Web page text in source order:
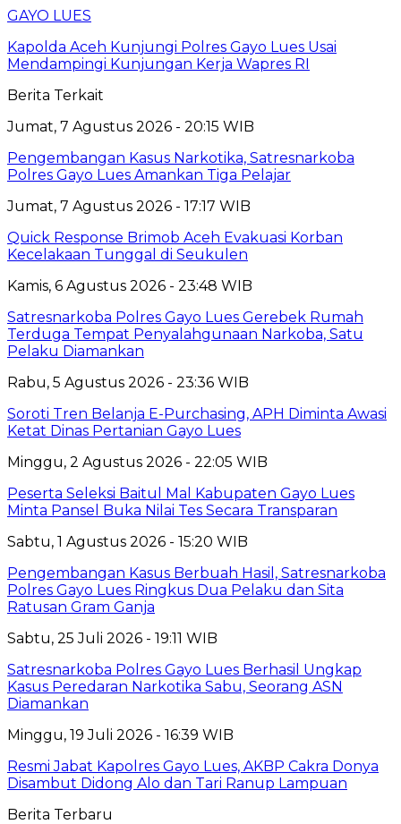
GAYO LUES
Kapolda Aceh Kunjungi Polres Gayo Lues Usai
Mendampingi Kunjungan Kerja Wapres RI
Berita Terkait
Jumat, 7 Agustus 2026 - 20:15 WIB
Pengembangan Kasus Narkotika, Satresnarkoba
Polres Gayo Lues Amankan Tiga Pelajar
Jumat, 7 Agustus 2026 - 17:17 WIB
Quick Response Brimob Aceh Evakuasi Korban
Kecelakaan Tunggal di Seukulen
Kamis, 6 Agustus 2026 - 23:48 WIB
Satresnarkoba Polres Gayo Lues Gerebek Rumah
Terduga Tempat Penyalahgunaan Narkoba, Satu
Pelaku Diamankan
Rabu, 5 Agustus 2026 - 23:36 WIB
Soroti Tren Belanja E-Purchasing, APH Diminta Awasi
Ketat Dinas Pertanian Gayo Lues
Minggu, 2 Agustus 2026 - 22:05 WIB
Peserta Seleksi Baitul Mal Kabupaten Gayo Lues
Minta Pansel Buka Nilai Tes Secara Transparan
Sabtu, 1 Agustus 2026 - 15:20 WIB
Pengembangan Kasus Berbuah Hasil, Satresnarkoba
Polres Gayo Lues Ringkus Dua Pelaku dan Sita
Ratusan Gram Ganja
Sabtu, 25 Juli 2026 - 19:11 WIB
Satresnarkoba Polres Gayo Lues Berhasil Ungkap
Kasus Peredaran Narkotika Sabu, Seorang ASN
Diamankan
Minggu, 19 Juli 2026 - 16:39 WIB
Resmi Jabat Kapolres Gayo Lues, AKBP Cakra Donya
Disambut Didong Alo dan Tari Ranup Lampuan
Berita Terbaru